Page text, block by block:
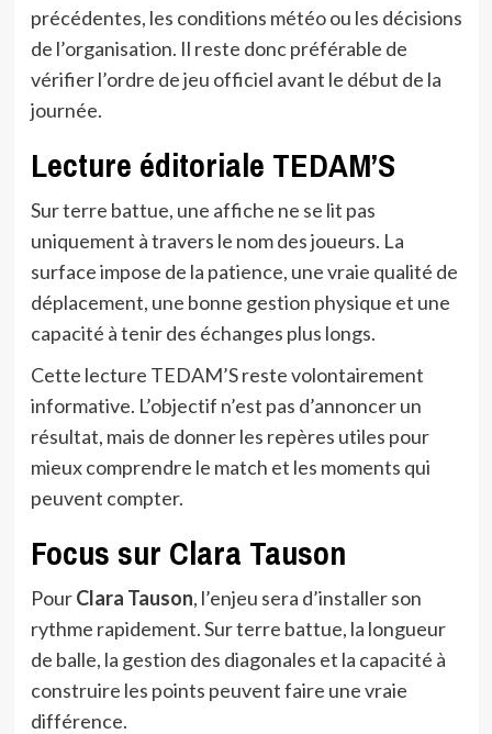
précédentes, les conditions météo ou les décisions
de l’organisation. Il reste donc préférable de
vérifier l’ordre de jeu officiel avant le début de la
journée.
Lecture éditoriale TEDAM’S
Sur terre battue, une affiche ne se lit pas
uniquement à travers le nom des joueurs. La
surface impose de la patience, une vraie qualité de
déplacement, une bonne gestion physique et une
capacité à tenir des échanges plus longs.
Cette lecture TEDAM’S reste volontairement
informative. L’objectif n’est pas d’annoncer un
résultat, mais de donner les repères utiles pour
mieux comprendre le match et les moments qui
peuvent compter.
Focus sur Clara Tauson
PourClara Tauson, l’enjeu sera d’installer son
rythme rapidement. Sur terre battue, la longueur
de balle, la gestion des diagonales et la capacité à
construire les points peuvent faire une vraie
différence.